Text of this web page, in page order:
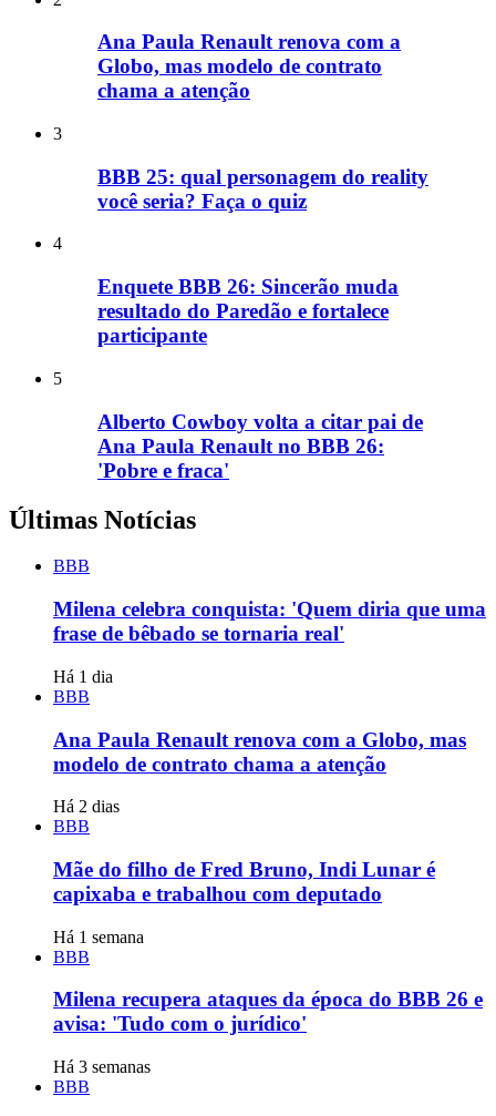
Ana Paula Renault renova com a
Globo, mas modelo de contrato
chama a atenção
3
BBB 25: qual personagem do reality
você seria? Faça o quiz
4
Enquete BBB 26: Sincerão muda
resultado do Paredão e fortalece
participante
5
Alberto Cowboy volta a citar pai de
Ana Paula Renault no BBB 26:
'Pobre e fraca'
Últimas Notícias
BBB
Milena celebra conquista: 'Quem diria que uma
frase de bêbado se tornaria real'
Há 1 dia
BBB
Ana Paula Renault renova com a Globo, mas
modelo de contrato chama a atenção
Há 2 dias
BBB
Mãe do filho de Fred Bruno, Indi Lunar é
capixaba e trabalhou com deputado
Há 1 semana
BBB
Milena recupera ataques da época do BBB 26 e
avisa: 'Tudo com o jurídico'
Há 3 semanas
BBB